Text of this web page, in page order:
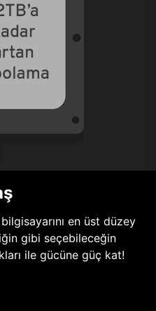
en üst düzey
gibi seçebileceğin
ile gücüne güç kat!